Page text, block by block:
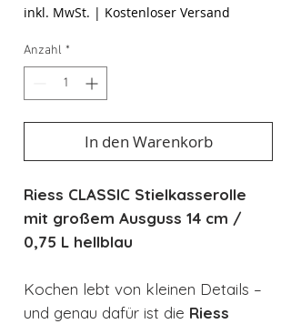
inkl. MwSt. | Kostenloser Versand
Anzahl *
In den Warenkorb
Riess CLASSIC Stielkasserolle
mit großem Ausguss 14 cm /
0,75 L hellblau
Kochen lebt von kleinen Details –
und genau dafür ist die Riess